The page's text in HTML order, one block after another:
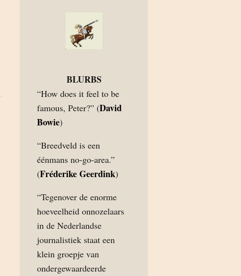
BLURBS
“How does it feel to be
famous, Peter?” (David
Bowie)
“Breedveld is een
éénmans no-go-area.”
(Fréderike Geerdink)
“Tegenover de enorme
hoeveelheid onnozelaars
in de Nederlandse
journalistiek staat een
klein groepje van
ondergewaardeerde